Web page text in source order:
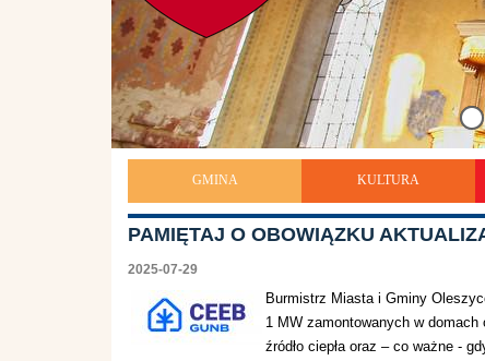
GMINA KULTURA
​PAMIĘTAJ O OBOWIĄZKU
2025-07-29
Burmistrz Miasta i Gminy
1 MW zamontowanych w
źródło ciepła oraz – co ważne -